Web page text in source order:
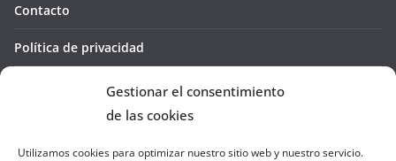
Gestionar el consentimiento
de las cookies
Utilizamos cookies para optimizar nuestro sitio web y nuestro servicio.
Contacto
Política de privacidad
Política de cookies (UE)